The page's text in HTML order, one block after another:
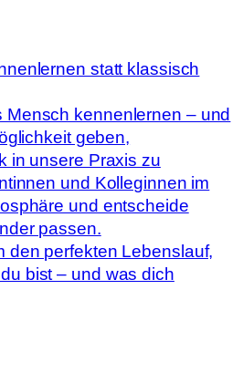
statt klassisch
Mensch kennenlernen – und
geben,
in unsere Praxis zu
und Kolleginnen im
und entscheide
passen.
den perfekten Lebenslauf,
bist – und was dich